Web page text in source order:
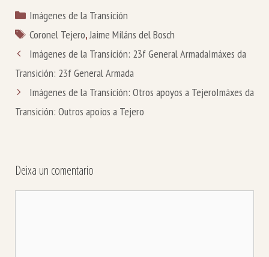
Categorías
Imágenes de la Transición
Etiquetas
Coronel Tejero,Jaime Miláns del Bosch
Imágenes de la Transición: 23f General ArmadaImáxes da
Transición: 23f General Armada
Imágenes de la Transición: Otros apoyos a TejeroImáxes da
Transición: Outros apoios a Tejero
Deixa un comentario